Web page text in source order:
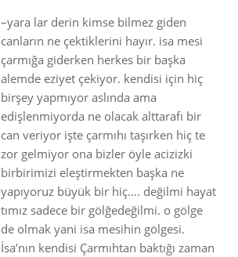
–yara lar derin kimse bilmez giden
canların ne çektiklerini hayır. isa mesi
çarmığa giderken herkes bir başka
alemde eziyet çekiyor. kendisi için hiç
birşey yapmıyor aslında ama
edişlenmiyorda ne olacak alttarafı bir
can veriyor işte çarmıhı taşırken hiç te
zor gelmiyor ona bizler öyle acizizki
birbirimizi eleştirmekten başka ne
yapıyoruz büyük bir hiç…. değilmi hayat
tımız sadece bir gölğedeğilmi. o gölge
de olmak yani isa mesihin gölgesi.
İsa’nın kendisi Çarmıhtan baktığı zaman